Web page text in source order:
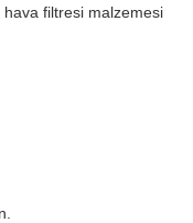
hava filtresi malzemesi